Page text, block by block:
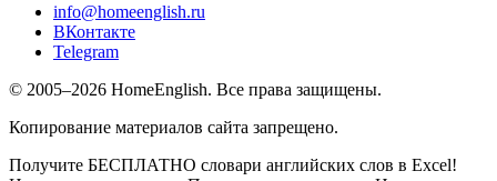
info@homeenglish.ru
ВКонтакте
Telegram
© 2005–2026 HomeEnglish. Все права защищены.
Копирование материалов сайта запрещено.
Получите БЕСПЛАТНО словари английских слов в Excel!